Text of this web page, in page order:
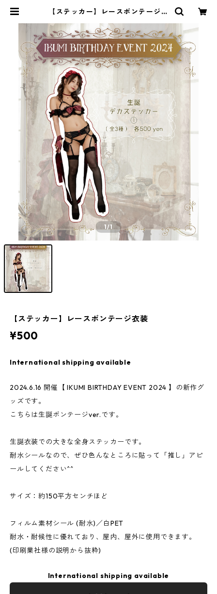
【ステッカー】レースボンテージ衣
1/1
【ステッカー】レースボンテージ衣装
¥500
International shipping available
2024.6.16 開催【 IKUMI BIRTHDAY EVENT 2024 】の新作グ
ッズです。
こちらは生誕ボンテージver.です。
生誕衣装での大きな全身ステッカーです。
耐水シールなので、ぜひ色んなところに貼って「推し」アピ
ールしてください^^
サイズ：約150平方センチほど
フィルム素材シール (耐水)／白PET
耐水・耐候性に優れており、屋内、屋外に使用できます。
(印刷業社様の説明から抜粋)
International shipping available